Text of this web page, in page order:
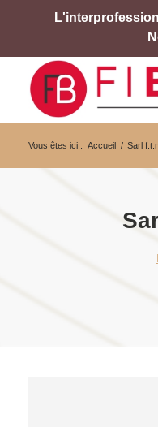
Vous êtes ici : Accueil / Sarl